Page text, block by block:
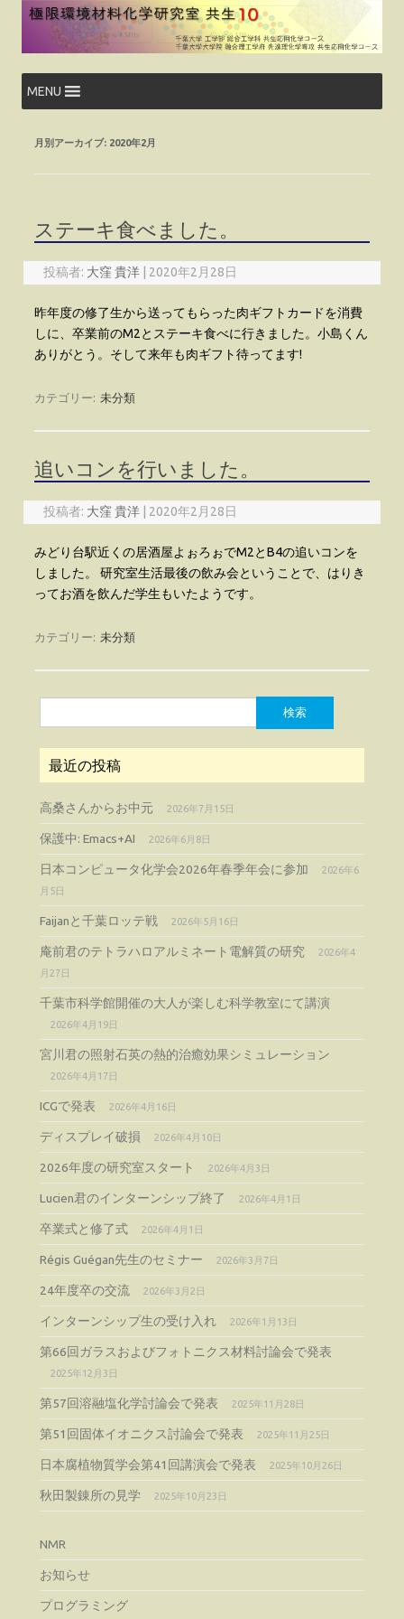
コ
ン
ツ
キ
ッ
MENU
月別アーカイブ: 2020年2月
ステーキ食べました。
投稿者: 大窪 貴洋 2020年2月28日
昨年度の修了生から送ってもらった肉ギフトカードを消費
しに、卒業前のM2とステーキ食べに行きました。小島くん
ありがとう。そして来年も肉ギフト待ってます!
カテゴリー: 未分類
追いコンを行いました。
投稿者: 大窪 貴洋 2020年2月28日
みどり台駅近くの居酒屋よぉろぉでM2とB4の追いコンを
しました。 研究室生活最後の飲み会ということで、はりき
ってお酒を飲んだ学生もいたようです。
カテゴリー: 未分類
索:
最近の投稿
高桑さんからお中元 2026年7月15日
保護中: Emacs+AI 2026年6月8日
日本コンピュータ化学会2026年春季年会に参加
2026年6
月5日
Faijanと千葉ロッテ戦 2026年5月16日
庵前君のテトラハロアルミネート電解質の研究
2026年4
月27日
千葉市科学館開催の大人が楽しむ科学教室にて講演
2026年4月19日
宮川君の照射石英の熱的治癒効果シミュレーション
2026年4月17日
ICGで発表 2026年4月16日
ディスプレイ破損 2026年4月10日
2026年度の研究室スタート 2026年4月3日
Lucien君のインターンシップ終了 2026年4月1日
卒業式と修了式 2026年4月1日
Régis Guégan先生のセミナー 2026年3月7日
24年度卒の交流 2026年3月2日
インターンシップ生の受け入れ 2026年1月13日
第66回ガラスおよびフォトニクス材料討論会で発表
2025年12月3日
第57回溶融塩化学討論会で発表 2025年11月28日
第51回固体イオニクス討論会で発表 2025年11月25日
日本腐植物質学会第41回講演会で発表 2025年10月26日
秋田製錬所の見学 2025年10月23日
NMR
お知らせ
プログラミング